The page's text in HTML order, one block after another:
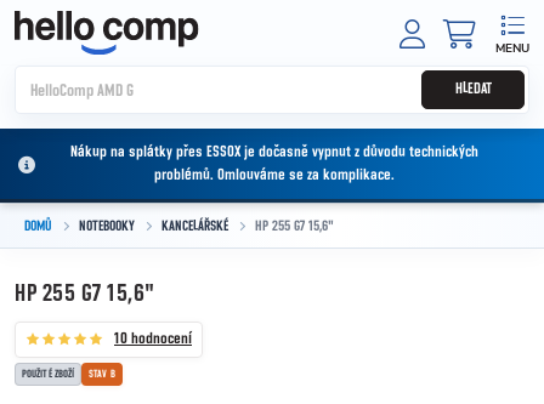
Přejít na obsah
HLEDAT
Nákup na splátky přes ESSOX je dočasně vypnut z důvodu technických
problémů. Omlouváme se za komplikace.
DOMŮ NOTEBOOKY KANCELÁŘSKÉ HP 255 G7 15,6"
HP 255 G7 15,6"
10 hodnocení
POUŽITÉ ZBOŽÍ STAV B